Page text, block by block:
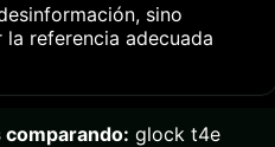
sino
referencia adecuada
glock t4e